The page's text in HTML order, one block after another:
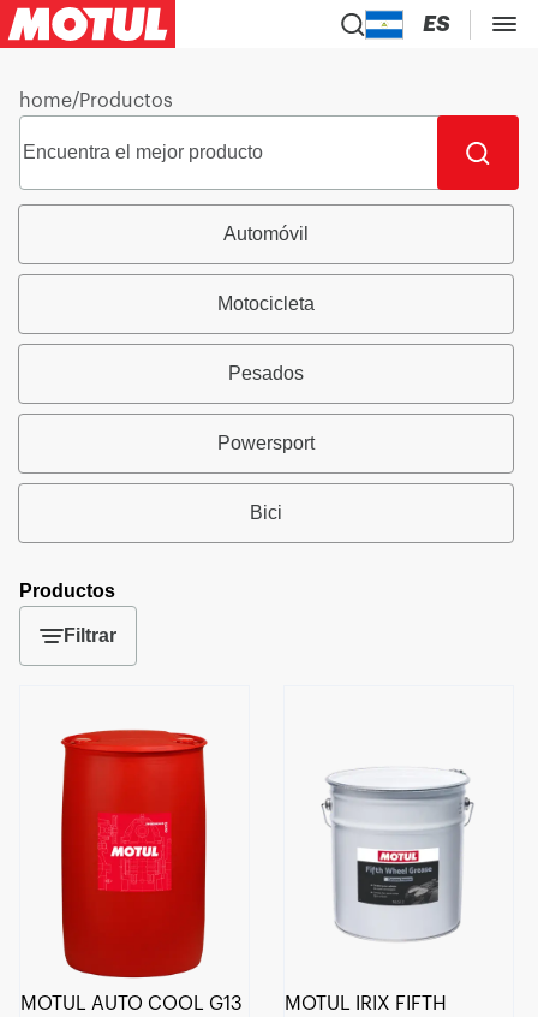
ES
home/Productos
Automóvil
Motocicleta
Pesados
Powersport
Bici
Productos
Filtrar
MOTUL AUTO COOL G13
MOTUL IRIX FIFTH